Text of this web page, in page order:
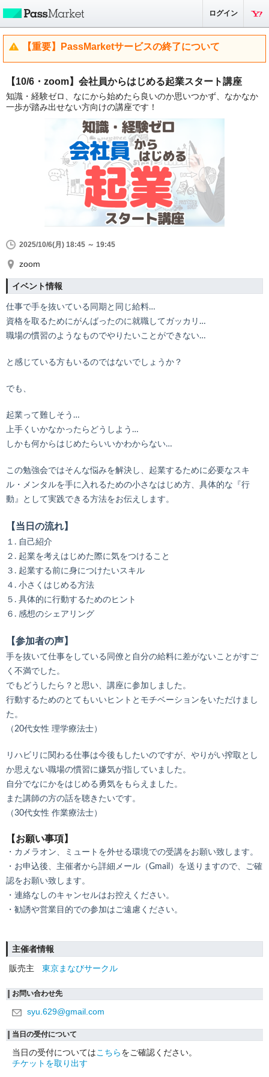
ログイン
【重要】PassMarketサービスの終了について
【10/6・zoom】会社員からはじめる起業スタート講座
知識・経験ゼロ、なにから始めたら良いのか思いつかず、なかなか
一歩が踏み出せない方向けの講座です！
2025/10/6(月) 18:45 ～ 19:45
zoom
イベント情報
仕事で手を抜いている同期と同じ給料…
資格を取るためにがんばったのに就職してガッカリ…
職場の慣習のようなものでやりたいことができない…
と感じている方もいるのではないでしょうか？
でも、
起業って難しそう…
上手くいかなかったらどうしよう…
しかも何からはじめたらいいかわからない…
この勉強会ではそんな悩みを解決し、起業するために必要なスキ
ル・メンタルを手に入れるための小さなはじめ方、具体的な『行
動』として実践できる方法をお伝えします。
【当日の流れ】
１. 自己紹介
２. 起業を考えはじめた際に気をつけること
３. 起業する前に身につけたいスキル
４. 小さくはじめる方法
５. 具体的に行動するためのヒント
６. 感想のシェアリング
【参加者の声】
手を抜いて仕事をしている同僚と自分の給料に差がないことがすご
く不満でした。
でもどうしたら？と思い、講座に参加しました。
行動するためのとてもいいヒントとモチベーションをいただけまし
た。
（20代女性 理学療法士）
リハビリに関わる仕事は今後もしたいのですが、やりがい搾取とし
か思えない職場の慣習に嫌気が指していました。
自分でなにかをはじめる勇気をもらえました。
また講師の方の話を聴きたいです。
（30代女性 作業療法士）
【お願い事項】
・カメラオン、ミュートを外せる環境での受講をお願い致します。
・お申込後、主催者から詳細メール（Gmail）を送りますので、ご確
認をお願い致します。
・連絡なしのキャンセルはお控えください。
・勧誘や営業目的での参加はご遠慮ください。
主催者情報
販売主
東京まなびサークル
お問い合わせ先
syu.629@gmail.com
当日の受付について
当日の受付についてはこちらをご確認ください。
チケットを取り出す